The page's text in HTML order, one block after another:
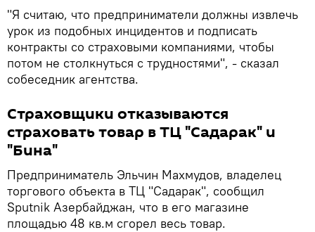
"Я считаю, что предприниматели должны извлечь
урок из подобных инцидентов и подписать
контракты со страховыми компаниями, чтобы
потом не столкнуться с трудностями", - сказал
собеседник агентства.
Страховщики отказываются
страховать товар в ТЦ "Садарак" и
"Бина"
Предприниматель Эльчин Махмудов, владелец
торгового объекта в ТЦ "Садарак", сообщил
Sputnik Азербайджан, что в его магазине
площадью 48 кв.м сгорел весь товар.